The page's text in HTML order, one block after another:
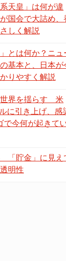
天皇」は何が違
国会で大詰め、
しく解説
とは何か？ニュ
基本と、日本が
りやすく解説
世界を揺らす 米
に引き上げ、感
今何が起きて
「貯金」に見え
明性